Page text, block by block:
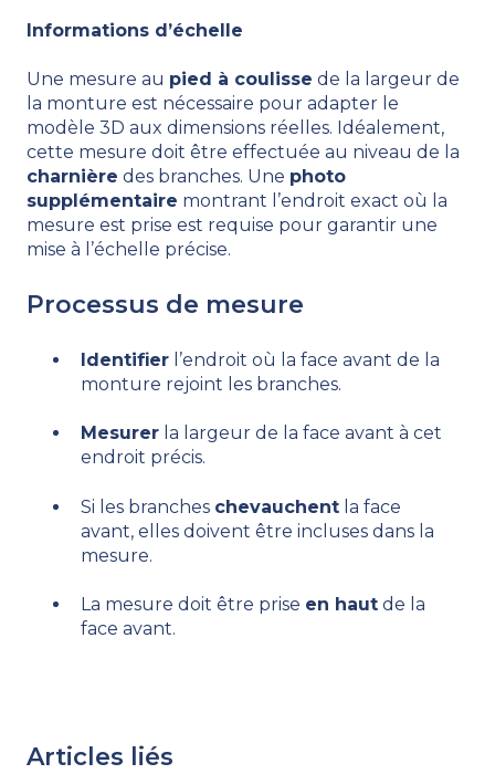
Informations d’échelle
Une mesure au pied à coulisse de la largeur de
la monture est nécessaire pour adapter le
modèle 3D aux dimensions réelles. Idéalement,
cette mesure doit être effectuée au niveau de la
charnière des branches. Une photo
supplémentaire montrant l’endroit exact où la
mesure est prise est requise pour garantir une
mise à l’échelle précise.
Processus de mesure
Identifier l’endroit où la face avant de la
monture rejoint les branches.
Mesurer la largeur de la face avant à cet
endroit précis.
Si les branches chevauchent la face
avant, elles doivent être incluses dans la
mesure.
La mesure doit être prise en haut de la
face avant.
Articles liés